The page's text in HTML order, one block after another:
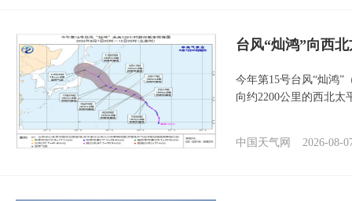
台风“灿鸿”向西
今年第15号台风“灿鸿”
向约2200公里的西北太
中国天气网 2026-08-